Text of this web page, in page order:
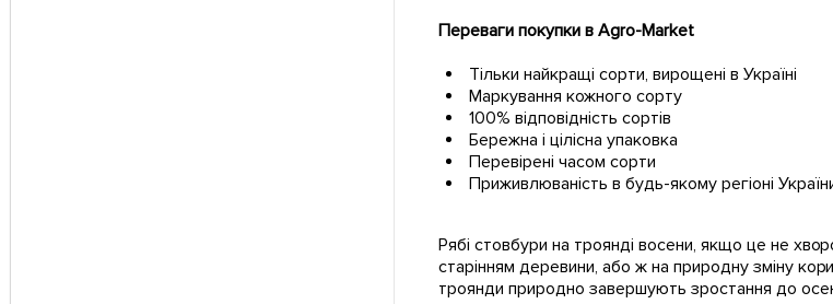
Переваги покупки в Agro-Market
Тільки найкращі сорти, вирощені в Україні
Маркування кожного сорту
100% відповідність сортів
Бережна і цілісна упаковка
Перевірені часом сорти
Приживлюваність в будь-якому регіоні
Рябі стовбури на троянді восени, якщо це не
старінням деревини, або ж на природну зміну
троянди природно завершують зростання до